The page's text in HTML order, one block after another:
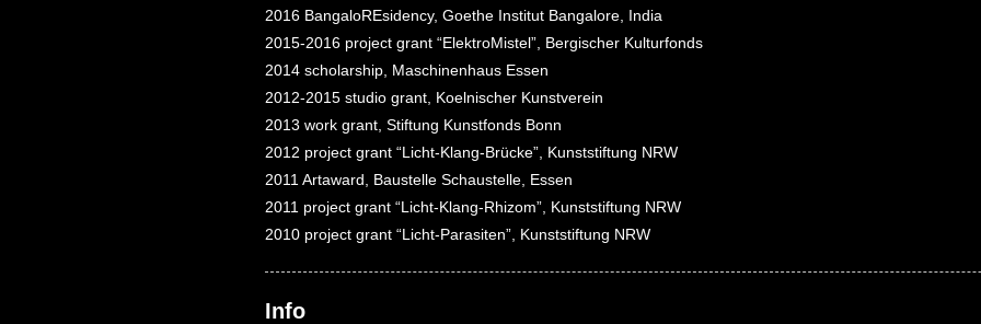
2016 BangaloREsidency, Goethe Institut Bangalore, India
2015-2016 project grant “ElektroMistel”, Bergischer Kulturfonds
2014 scholarship, Maschinenhaus Essen
2012-2015 studio grant, Koelnischer Kunstverein
2013 work grant, Stiftung Kunstfonds Bonn
2012 project grant “Licht-Klang-Brücke”, Kunststiftung NRW
2011 Artaward, Baustelle Schaustelle, Essen
2011 project grant “Licht-Klang-Rhizom”, Kunststiftung NRW
2010 project grant “Licht-Parasiten”, Kunststiftung NRW
Info